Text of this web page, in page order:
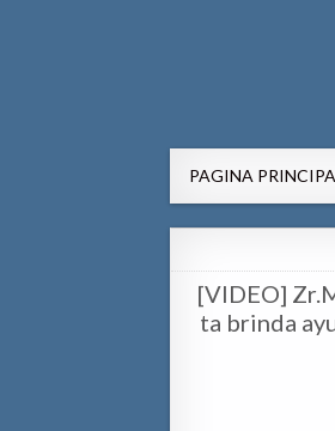
PAGINA
[VIDEO]
ta brinda